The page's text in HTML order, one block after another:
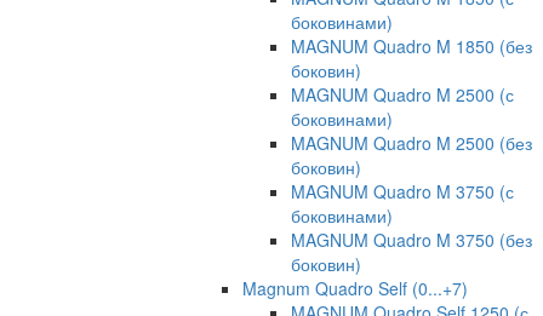
боковинами)
MAGNUM Quadro M 1850 (без
боковин)
MAGNUM Quadro M 2500 (с
боковинами)
MAGNUM Quadro M 2500 (без
боковин)
MAGNUM Quadro M 3750 (с
боковинами)
MAGNUM Quadro M 3750 (без
боковин)
Magnum Quadro Self (0...+7)